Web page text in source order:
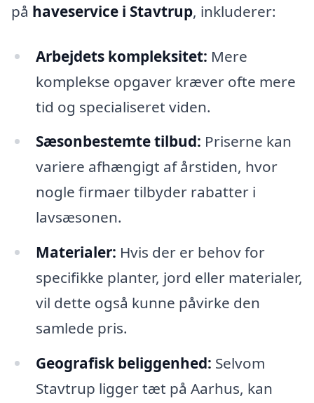
på haveservice i Stavtrup, inkluderer:
Arbejdets kompleksitet: Mere
komplekse opgaver kræver ofte mere
tid og specialiseret viden.
Sæsonbestemte tilbud: Priserne kan
variere afhængigt af årstiden, hvor
nogle firmaer tilbyder rabatter i
lavsæsonen.
Materialer: Hvis der er behov for
specifikke planter, jord eller materialer,
vil dette også kunne påvirke den
samlede pris.
Geografisk beliggenhed: Selvom
Stavtrup ligger tæt på Aarhus, kan